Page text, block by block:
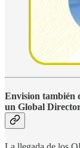
Envision también
un Global